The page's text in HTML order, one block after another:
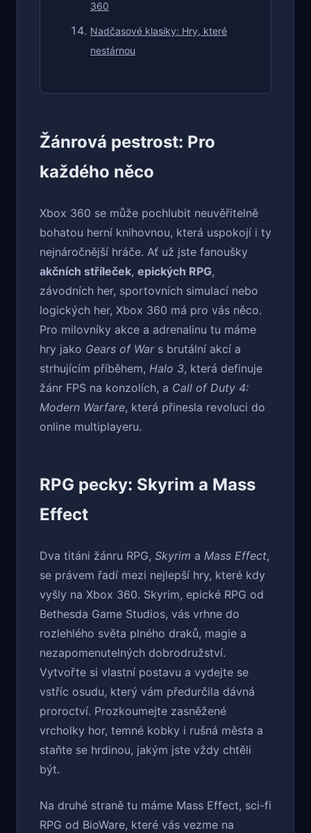
360
Nadčasové klasiky: Hry, které
nestárnou
Žánrová pestrost: Pro
každého něco
Xbox 360 se může pochlubit neuvěřitelně
bohatou herní knihovnou, která uspokojí i ty
nejnáročnější hráče. Ať už jste fanoušky
akčních stříleček, epických RPG,
závodních her, sportovních simulací nebo
logických her, Xbox 360 má pro vás něco.
Pro milovníky akce a adrenalinu tu máme
hry jako Gears of Wars brutální akcí a
strhujícím příběhem, Halo 3, která definuje
žánr FPS na konzolích, a Call of Duty 4:
Modern Warfare, která přinesla revoluci do
online multiplayeru.
RPG pecky: Skyrim a Mass
Effect
Dva titáni žánru RPG, Skyrim a Mass Effect,
se právem řadí mezi nejlepší hry, které kdy
vyšly na Xbox 360. Skyrim, epické RPG od
Bethesda Game Studios, vás vrhne do
rozlehlého světa plného draků, magie a
nezapomenutelných dobrodružství.
Vytvořte si vlastní postavu a vydejte se
vstříc osudu, který vám předurčila dávná
proroctví. Prozkoumejte zasněžené
vrcholky hor, temné kobky i rušná města a
staňte se hrdinou, jakým jste vždy chtěli
být.
Na druhé straně tu máme Mass Effect, sci-fi
RPG od BioWare, které vás vezme na